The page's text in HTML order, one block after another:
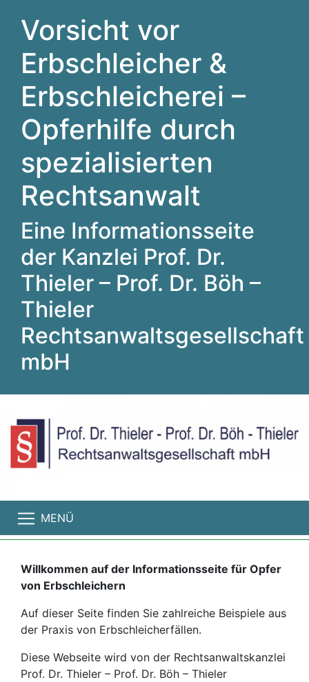
Vorsicht vor
Erbschleicher &
Erbschleicherei –
Opferhilfe durch
spezialisierten
Rechtsanwalt
Eine Informationsseite
der Kanzlei Prof. Dr.
Thieler – Prof. Dr. Böh –
Thieler
Rechtsanwaltsgesellschaft
mbH
MENÜ
Willkommen auf der Informationsseite für Opfer
von Erbschleichern
Auf dieser Seite finden Sie zahlreiche Beispiele aus
der Praxis von Erbschleicherfällen.
Diese Webseite wird von der Rechtsanwaltskanzlei
Prof. Dr. Thieler – Prof. Dr. Böh – Thieler